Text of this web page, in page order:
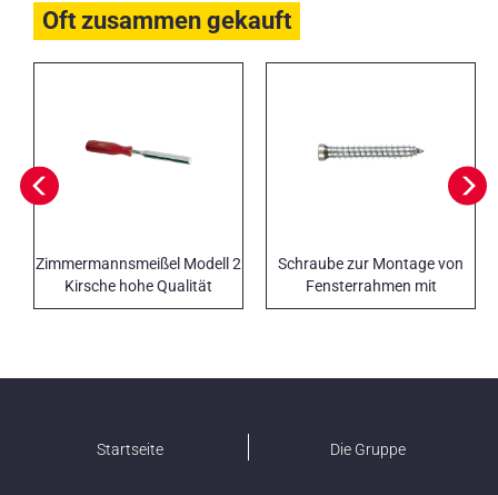
Oft zusammen gekauft
Zimmermannsmeißel Modell 2
Kirsche hohe Qualität
Schraube zur Montage von
Fensterrahmen mit
reduzierter zylindrischer Kopf
Startseite Die Gruppe